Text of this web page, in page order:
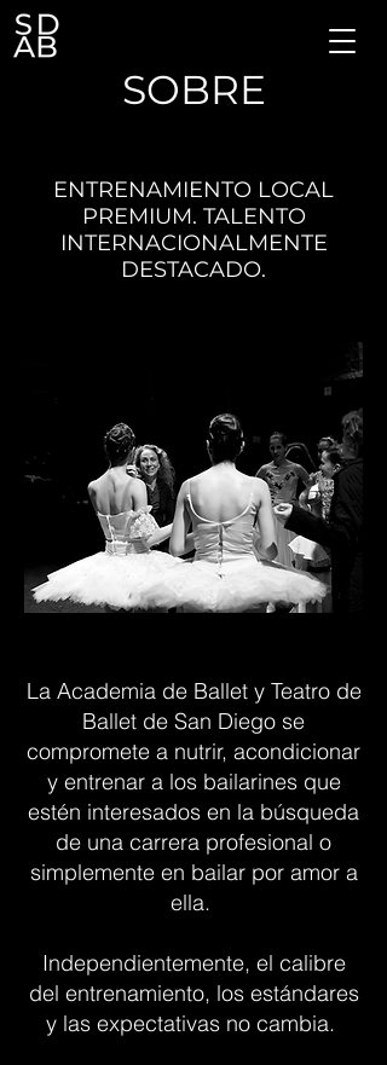
SOBRE
ENTRENAMIENTO LOCAL
PREMIUM. TALENTO
INTERNACIONALMENTE
DESTACADO.
La Academia de Ballet y Teatro de
Ballet de San Diego se
compromete a nutrir, acondicionar
y entrenar a los bailarines que
estén interesados en la búsqueda
de una carrera profesional o
simplemente en bailar por amor a
ella.
Independientemente, el calibre
del entrenamiento, los estándares
y las expectativas no cambia.